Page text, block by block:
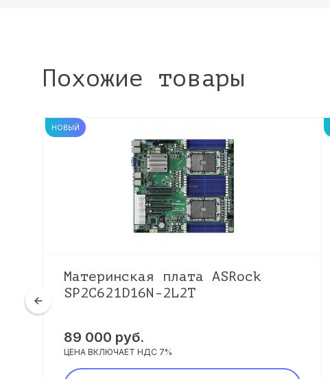
Похожие товары
НОВЫЙ
Материнская плата ASRock
SP2C621D16N-2L2T
89 000 руб.
ЦЕНА ВКЛЮЧАЕТ НДС 7%